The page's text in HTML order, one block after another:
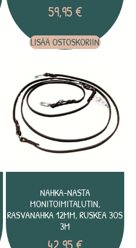
59,95€
LISÄÄ OSTOSKORIIN
NAHKA-NASTA
MONITOIMITALUTIN,
RASVANAHKA 12MM, RUSKEA 3OS
3M